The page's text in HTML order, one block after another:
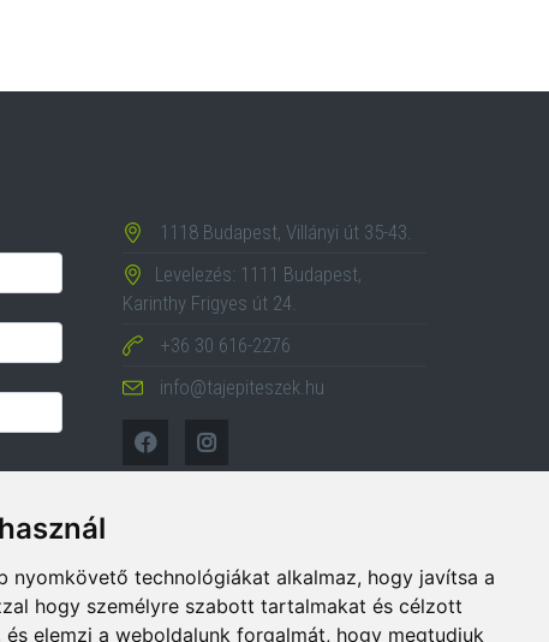
nyomkövető technológiákat alkalmaz, hogy javítsa a
hogy személyre szabott tartalmakat és célzott
elemzi a weboldalunk forgalmát, hogy megtudjuk
1118 Budapest, Villányi út 35-43.
Levelezés: 1111 Budapest,
Karinthy Frigyes út 24.
+36 30 616-2276
info@tajepiteszek.hu